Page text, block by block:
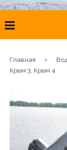
Главная
Крым 3, Крым 4